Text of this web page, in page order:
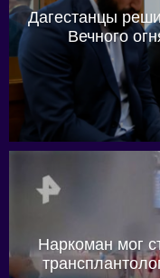
Дагестанцы
Вечного
Наркоман мог